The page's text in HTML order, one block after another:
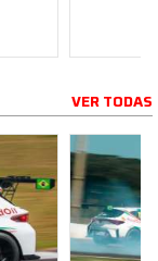
VER TODAS